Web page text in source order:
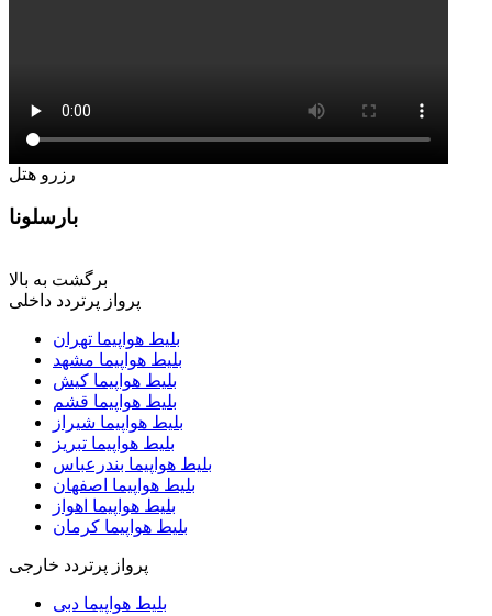
رزرو هتل
بارسلونا
پرواز پرتردد داخلی
بلیط هواپیما تهران
بلیط هواپیما مشهد
بلیط هواپیما کیش
بلیط هواپیما قشم
بلیط هواپیما شیراز
بلیط هواپیما تبریز
بلیط هواپیما بندرعباس
بلیط هواپیما اصفهان
بلیط هواپیما اهواز
بلیط هواپیما کرمان
پرواز پرتردد خارجی
بلیط هواپیما دبی